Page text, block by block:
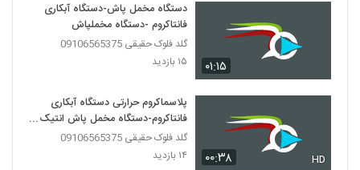
۰۱:۱۵
دستگاه مخمل پاش-دستگاه آبکاری
فانتاکروم -دستگاه مخملپاش
گلد فلوک حقیقی 09106565375
۱۵ بازدید
۰۰:۳۸ HD
پلاسماکروم حرارتی دستگاه آبکاری
فانتاکروم-دستگاه مخمل پاش انتیک
کروم
گلد فلوک حقیقی 09106565375
۱۴ بازدید